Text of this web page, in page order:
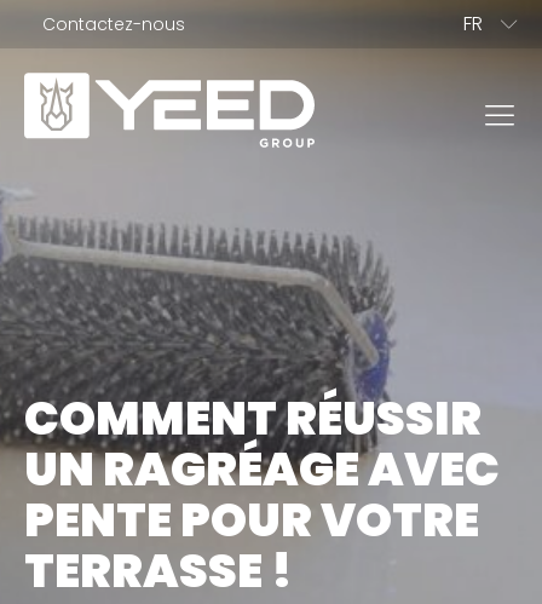
Contactez-nous
FR
ES
NOS GAMMES
Gamme Origin
Gamme Unika
NOS PLOTS
Plots terrasse dalle
Plots terrasse bois
Accessoires
COMMENT RÉUSSIR
UN RAGRÉAGE AVEC
PENTE POUR VOTRE
TERRASSE !